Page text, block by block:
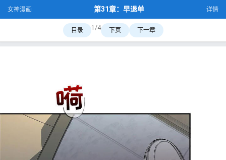
女神漫画 第31章：早退单 详情
目录 1/4 下页 下一章